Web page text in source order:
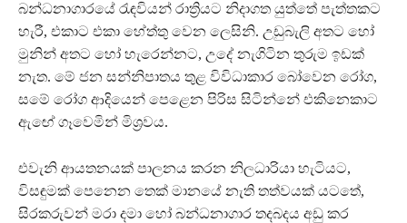
බන්ධනාගාරයේ රැඳවියන් රාත්‍රියට නිදාගත යුත්තේ පැත්තකට
හැරී, එකාට එකා හේත්තු වෙන ලෙසිනි. උඩුබැලි අතට හෝ
මුනින් අතට හෝ හැරෙන්නට, උදේ නැගිටින තුරුම ඉඩක්
නැත. මේ ජන සන්නිපාතය තුළ විවිධාකාර බෝවෙන රෝග,
සමේ රෝග ආදියෙන් පෙළෙන පිරිස සිටින්නේ එකිනෙකාට
ඇඟේ ගෑවෙමින් මිශ්‍රවය.
එවැනි ආයතනයක් පාලනය කරන නිලධාරියා හැටියට,
විසඳුමක් පෙනෙන තෙක් මානයේ නැති තත්වයක් යටතේ,
සිරකරුවන් මරා දමා හෝ බන්ධනාගාර තදබදය අඩු කර